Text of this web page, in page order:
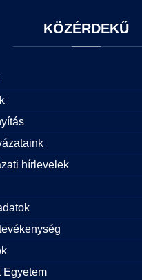
KÖZÉRDEKŰ
hírlevelek
Egyetem